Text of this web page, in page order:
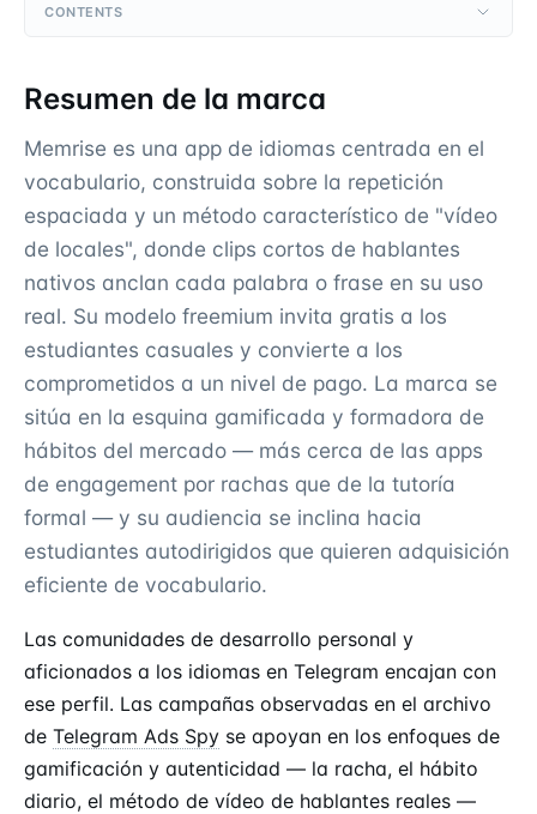
CONTENTS
Resumen de la marca
Memrise es una app de idiomas centrada en el
vocabulario, construida sobre la repetición
espaciada y un método característico de "vídeo
de locales", donde clips cortos de hablantes
nativos anclan cada palabra o frase en su uso
real. Su modelo freemium invita gratis a los
estudiantes casuales y convierte a los
comprometidos a un nivel de pago. La marca se
sitúa en la esquina gamificada y formadora de
hábitos del mercado — más cerca de las apps
de engagement por rachas que de la tutoría
formal — y su audiencia se inclina hacia
estudiantes autodirigidos que quieren adquisición
eficiente de vocabulario.
Las comunidades de desarrollo personal y
aficionados a los idiomas en Telegram encajan con
ese perfil. Las campañas observadas en el archivo
de Telegram Ads Spy se apoyan en los enfoques de
gamificación y autenticidad — la racha, el hábito
diario, el método de vídeo de hablantes reales —